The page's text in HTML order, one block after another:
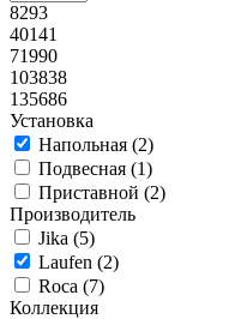
8293
40141
71990
103838
135686
Установка
Напольная (2)
Подвесная (1)
Приставной (2)
Производитель
Jika (5)
Laufen (2)
Roca (7)
Коллекция